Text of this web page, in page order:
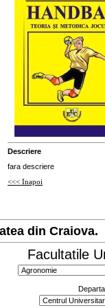
Descriere
fara descriere
<<< Inapoi
din Craiova.
Facultatile